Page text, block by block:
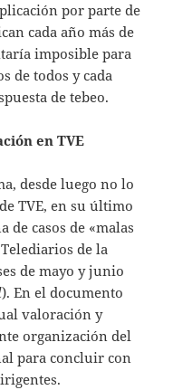
por parte de
cada año más de
imposible para
de todos y cada
de tebeo.
en TVE
desde luego no lo
TVE, en su último
casos de «malas
de la
de mayo y junio
). En el documento
valoración y
organización del
para concluir con